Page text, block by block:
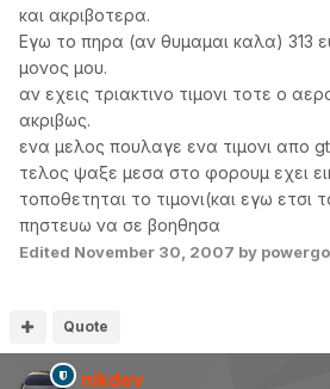
και ακριβοτερα.
Εγω το πηρα (αν θυμαμαι καλα) 313
μονος μου.
αν εχεις τριακτινο τιμονι τοτε ο
ακριβως.
ενα μελος πουλαγε ενα τιμονι απο gti
τελος ψαξε μεσα στο φορουμ εχει
τοποθετηται το τιμονι(και εγω ετσι
πηστευω να σε βοηθησα
Edited November 30, 2007 by
Quote
nikdev